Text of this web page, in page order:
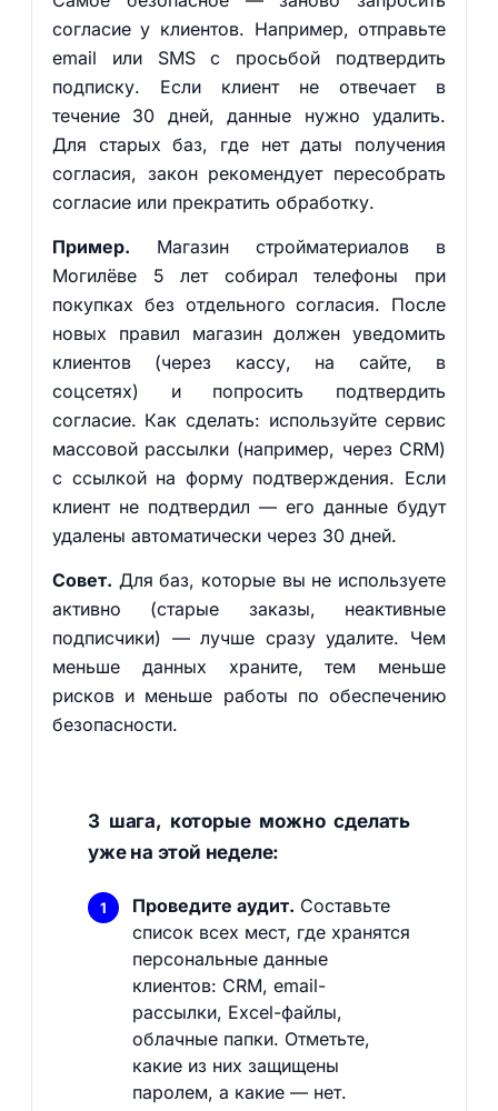
согласие у клиентов. Например, отправьте
email или SMS с просьбой подтвердить
подписку. Если клиент не отвечает в
течение 30 дней, данные нужно удалить.
Для старых баз, где нет даты получения
согласия, закон рекомендует пересобрать
согласие или прекратить обработку.
Пример. Магазин стройматериалов в
Могилёве 5 лет собирал телефоны при
покупках без отдельного согласия. После
новых правил магазин должен уведомить
клиентов (через кассу, на сайте, в
соцсетях) и попросить подтвердить
согласие. Как сделать: используйте сервис
массовой рассылки (например, через CRM)
с ссылкой на форму подтверждения. Если
клиент не подтвердил — его данные будут
удалены автоматически через 30 дней.
Совет. Для баз, которые вы не используете
активно (старые заказы, неактивные
подписчики) — лучше сразу удалите. Чем
меньше данных храните, тем меньше
рисков и меньше работы по обеспечению
безопасности.
3 шага, которые можно сделать
уже на этой неделе:
Проведите аудит. Составьте
список всех мест, где хранятся
персональные данные
клиентов: CRM, email-
рассылки, Excel-файлы,
облачные папки. Отметьте,
какие из них защищены
паролем, а какие — нет.